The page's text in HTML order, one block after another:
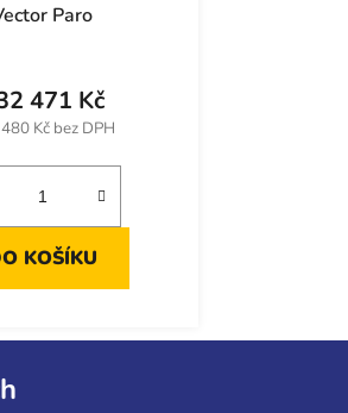
Paro
Kč bez DPH
471 Kč
KOŠÍKU